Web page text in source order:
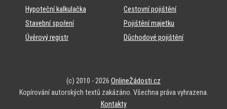
Hypoteční kalkulačka
Stavební spoření
Úvěrový registr
Cestovní pojištění
Pojištění majetku
Důchodové pojištění
(c) 2010 - 2026 OnlineŽádosti.cz
Kopírování autorských textů zakázáno. Všechna práva vyhrazena.
Kontakty